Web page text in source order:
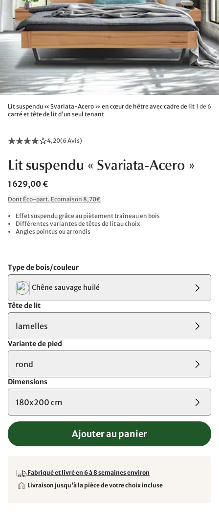
Lit suspendu « Svariata-Acero » en cœur de hêtre avec cadre de lit
carré et tête de lit d'un seul tenant
1 de 6
4,20(6 Avis)
Lit suspendu « Svariata-Acero »
1 629,00 €
Dont Éco-part. Ecomaison 8,70€
Effet suspendu grâce au piètement traîneau en bois
Différentes variantes de têtes de lit au choix
Angles pointus ou arrondis
Type de bois/couleur
Chêne sauvage huilé
Tête de lit
lamelles
Variante de pied
rond
Dimensions
180x200 cm
Ajouter au panier
Fabriqué et livré en 6 à 8 semaines environ
Livraison jusqu'à la pièce de votre choix incluse